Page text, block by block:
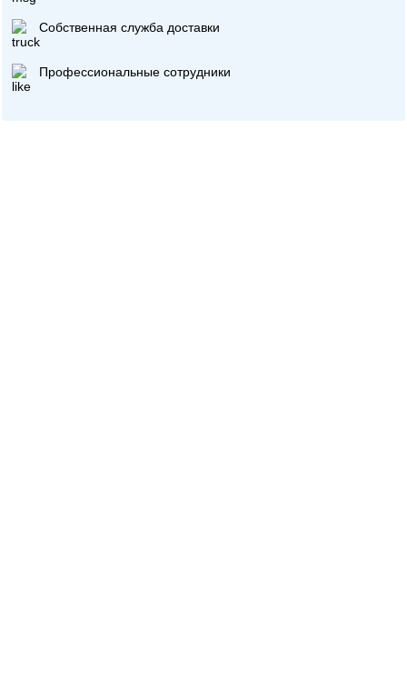
Собственная служба доставки
Профессиональные сотрудники